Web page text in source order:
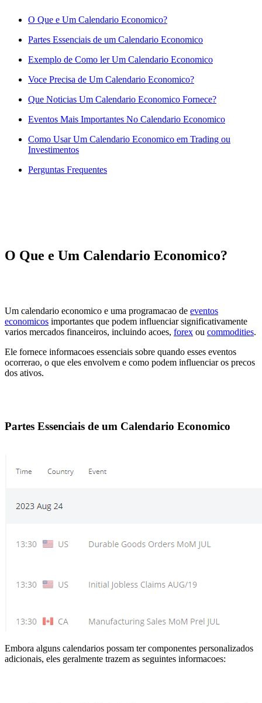
O Que e Um Calendario Economico?
Partes Essenciais de um Calendario Economico
Exemplo de Como ler Um Calendario Economico
Voce Precisa de Um Calendario Economico?
Que Noticias Um Calendario Economico Fornece?
Eventos Mais Importantes No Calendario Economico
Como Usar Um Calendario Economico em Trading ou
Investimentos
Perguntas Frequentes
O Que e Um Calendario Economico?
Um calendario economico e uma programacao de eventos
economicos importantes que podem influenciar significativamente
varios mercados financeiros, incluindo acoes, forex ou commodities.
Ele fornece informacoes essenciais sobre quando esses eventos
ocorrerao, o que eles envolvem e como podem influenciar os precos
dos ativos.
Partes Essenciais de um Calendario Economico
Embora alguns calendarios possam ter componentes personalizados
adicionais, eles geralmente trazem as seguintes informacoes: